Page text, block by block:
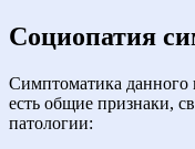
Социопатия
Симптоматика данного
есть общие признаки,
патологии: